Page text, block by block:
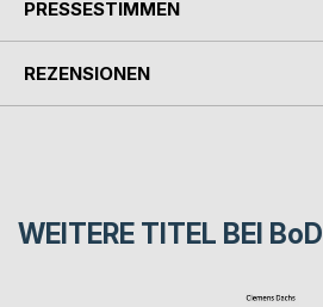
PRESSESTIMMEN
REZENSIONEN
WEITERE TITEL BEI BoD